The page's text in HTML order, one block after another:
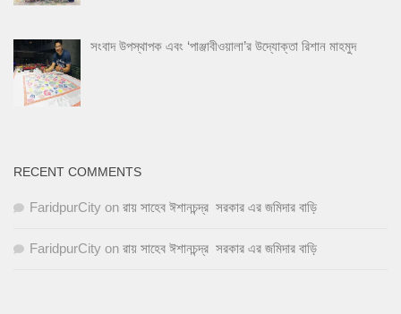
সংবাদ উপস্থাপক এবং ‘পাঞ্জাবীওয়ালা’র উদ্যোক্তা রিশান মাহমুদ
RECENT COMMENTS
FaridpurCity on রায় সাহেব ঈশানচন্দ্র সরকার এর জমিদার বাড়ি
FaridpurCity on রায় সাহেব ঈশানচন্দ্র সরকার এর জমিদার বাড়ি